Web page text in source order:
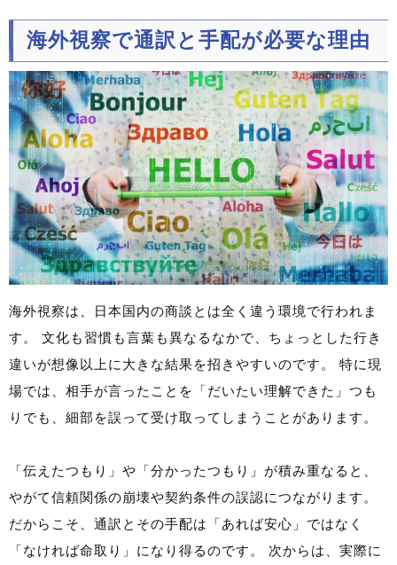
海外視察で通訳と手配が必要な理由
海外視察は、日本国内の商談とは全く違う環境で行われま
す。 文化も習慣も言葉も異なるなかで、ちょっとした行き
違いが想像以上に大きな結果を招きやすいのです。 特に現
場では、相手が言ったことを「だいたい理解できた」つも
りでも、細部を誤って受け取ってしまうことがあります。
「伝えたつもり」や「分かったつもり」が積み重なると、
やがて信頼関係の崩壊や契約条件の誤認につながります。
だからこそ、通訳とその手配は「あれば安心」ではなく
「なければ命取り」になり得るのです。 次からは、実際に